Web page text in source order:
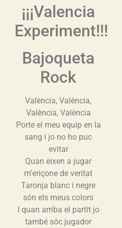
¡¡¡Valencia
Experiment!!!
Bajoqueta
Rock
València, València,
València, València
Porte el meu equip en la
sang i jo no ho puc
evitar
Quan eixen a jugar
m’eriçone de veritat
Taronja blanc i negre
són els meus colors
I quan arriba el partit jo
també sóc jugador